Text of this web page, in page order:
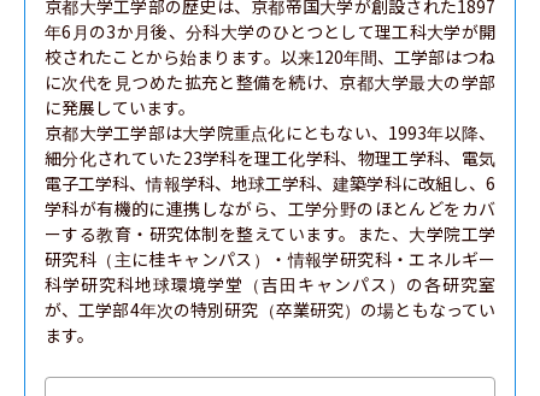
京都大学工学部の歴史は、京都帝国大学が創設された1897
年6月の3か月後、分科大学のひとつとして理工科大学が開
校されたことから始まります。以来120年間、工学部はつね
に次代を見つめた拡充と整備を続け、京都大学最大の学部
に発展しています。
京都大学工学部は大学院重点化にともない、1993年以降、
細分化されていた23学科を理工化学科、物理工学科、電気
電子工学科、情報学科、地球工学科、建築学科に改組し、6
学科が有機的に連携しながら、工学分野のほとんどをカバ
ーする教育・研究体制を整えています。また、大学院工学
研究科（主に桂キャンパス）・情報学研究科・エネルギー
科学研究科地球環境学堂（吉田キャンパス）の各研究室
が、工学部4年次の特別研究（卒業研究）の場ともなってい
ます。